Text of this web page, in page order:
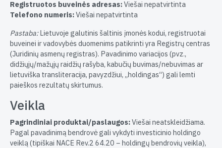
Registruotos buveinės adresas:Viešai nepatvirtinta
Telefono numeris:Viešai nepatvirtinta
Pastaba:Lietuvoje galutinis šaltinis įmonės kodui, registruotai
buveinei ir vadovybės duomenims patikrinti yra Registrų centras
(Juridinių asmenų registras). Pavadinimo variacijos (pvz.,
didžiųjų/mažųjų raidžių rašyba, kabučių buvimas/nebuvimas ar
lietuviška transliteracija, pavyzdžiui, „holdingas“) gali lemti
paieškos rezultatų skirtumus.
Veikla
Pagrindiniai produktai/paslaugos:Viešai neatskleidžiama.
Pagal pavadinimą bendrovė gali vykdyti investicinio holdingo
veiklą (tipiškai NACE Rev.2 64.20 – holdingų bendrovių veikla),